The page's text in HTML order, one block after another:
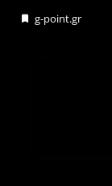
g-point.gr